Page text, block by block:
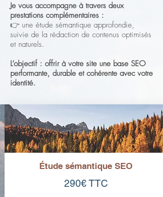
Je vous accompagne à travers deux
prestations complémentaires :
👉 une étude sémantique approfondie,
suivie de la rédaction de contenus optimisés
et naturels.
L’objectif : offrir à votre site une base SEO
performante, durable et cohérente avec votre
identité.
Étude sémantique SEO
290€ TTC